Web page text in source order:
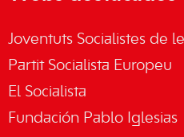
Joventuts Socialistes de
Partit Socialista Europeu
El Socialista
Fundación Pablo Iglesias